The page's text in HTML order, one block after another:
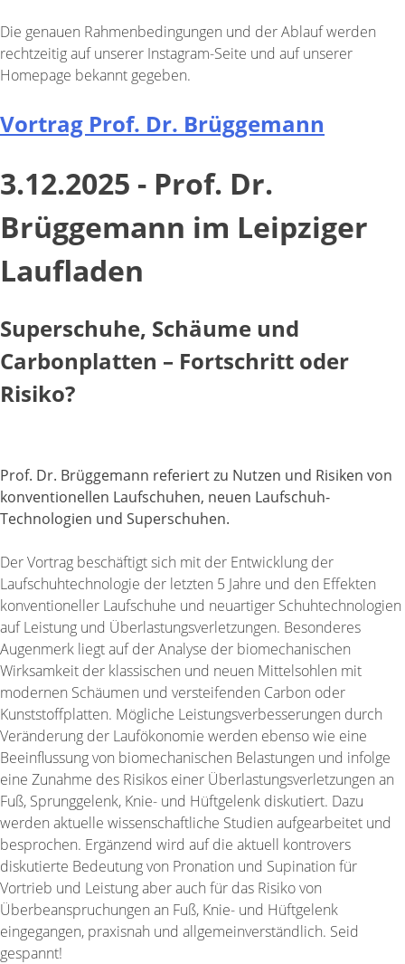
Die genauen Rahmenbedingungen und der Ablauf werden
rechtzeitig auf unserer Instagram-Seite und auf unserer
Homepage bekannt gegeben.
Vortrag Prof. Dr. Brüggemann
3.12.2025 - Prof. Dr.
Brüggemann im Leipziger
Laufladen
Superschuhe, Schäume und
Carbonplatten – Fortschritt oder
Risiko?
Prof. Dr. Brüggemann referiert zu Nutzen und Risiken von
konventionellen Laufschuhen, neuen Laufschuh-
Technologien und Superschuhen.
Der Vortrag beschäftigt sich mit der Entwicklung der
Laufschuhtechnologie der letzten 5 Jahre und den Effekten
konventioneller Laufschuhe und neuartiger Schuhtechnologien
auf Leistung und Überlastungsverletzungen. Besonderes
Augenmerk liegt auf der Analyse der biomechanischen
Wirksamkeit der klassischen und neuen Mittelsohlen mit
modernen Schäumen und versteifenden Carbon oder
Kunststoffplatten. Mögliche Leistungsverbesserungen durch
Veränderung der Laufökonomie werden ebenso wie eine
Beeinflussung von biomechanischen Belastungen und infolge
eine Zunahme des Risikos einer Überlastungsverletzungen an
Fuß, Sprunggelenk, Knie- und Hüftgelenk diskutiert. Dazu
werden aktuelle wissenschaftliche Studien aufgearbeitet und
besprochen. Ergänzend wird auf die aktuell kontrovers
diskutierte Bedeutung von Pronation und Supination für
Vortrieb und Leistung aber auch für das Risiko von
Überbeanspruchungen an Fuß, Knie- und Hüftgelenk
eingegangen, praxisnah und allgemeinverständlich. Seid
gespannt!